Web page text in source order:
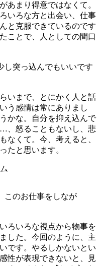
あまり得意ではなくて。
いろな方と出会い、仕事
と克服できているのです
ことで、人としての間口
し突っ込んでもいいです
いまで、とにかく人と話
う感情は常にありまし
かな。自分を抑え込んで
、怒ることもないし、悲
なくて。今、考えると、
たと思います。
このお仕事をしなが
ろいろな視点から物事を
した。今回のように、主
です。やるしかないとい
性が表現できないと、見